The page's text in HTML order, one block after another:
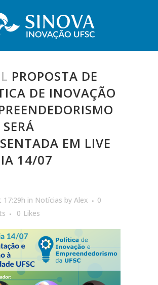
PROPOSTA DE
DE INOVAÇÃO
EM LIVE
14/07
17:29h in Notícias by Alex
0
0 Likes